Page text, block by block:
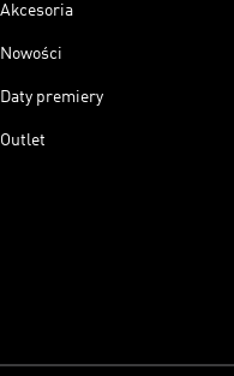
Akcesoria
Nowości
Daty premiery
Outlet